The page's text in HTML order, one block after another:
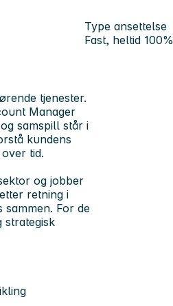
Type ansettelse
Fast, heltid 100%
tjenester.
Manager
samspill står i
kundens
tid.
og jobber
retning i
For de